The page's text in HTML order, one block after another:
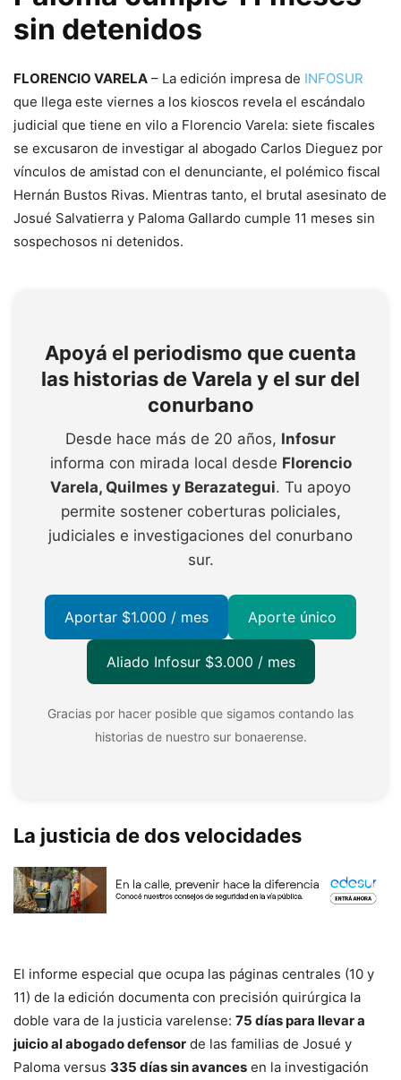
sin detenidos
FLORENCIO VARELA – La edición impresa de INFOSUR
que llega este viernes a los kioscos revela el escándalo
judicial que tiene en vilo a Florencio Varela: siete fiscales
se excusaron de investigar al abogado Carlos Dieguez por
vínculos de amistad con el denunciante, el polémico fiscal
Hernán Bustos Rivas. Mientras tanto, el brutal asesinato de
Josué Salvatierra y Paloma Gallardo cumple 11 meses sin
sospechosos ni detenidos.
Apoyá el periodismo que cuenta
las historias de Varela y el sur del
conurbano
Desde hace más de 20 años, Infosur
informa con mirada local desde Florencio
Varela, Quilmes y Berazategui. Tu apoyo
permite sostener coberturas policiales,
judiciales e investigaciones del conurbano
sur.
Aportar $1.000 / mes Aporte único
Aliado Infosur $3.000 / mes
Gracias por hacer posible que sigamos contando las
historias de nuestro sur bonaerense.
La justicia de dos velocidades
El informe especial que ocupa las páginas centrales (10 y
11) de la edición documenta con precisión quirúrgica la
doble vara de la justicia varelense: 75 días para llevar a
juicio al abogado defensor de las familias de Josué y
Paloma versus 335 días sin avances en la investigación